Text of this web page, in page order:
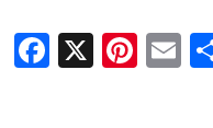
F
a
X Pi
nt
E
m